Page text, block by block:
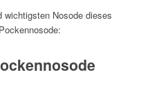
wichtigsten Nosode dieses